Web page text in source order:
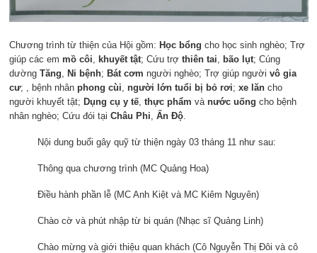
Chương trình từ thiện của Hội gồm: Học bổng cho học sinh nghèo; Trợ
giúp các em mồ côi khuyết tật; Cứu trợ thiên tai bão lụt; Cúng
dường Tăng Ni bệnh; Bát cơm người nghèo; Trợ giúp người vô gia
cư; , bệnh nhân phong cùi người lớn tuổi bị bỏ rơi; xe lăncho
người khuyết tật; Dụng cụ y tế, thực phẩm và nước uống cho bệnh
nhân nghèo; Cứu đói tại Châu Phi Ấn Độ.
Nội dung buổi gây quỹ từ thiện ngày 03 tháng 11 như sau:
Thông qua chương trình (MC Quảng Hoa)
Điều hành phần lễ (MC Anh Kiệt và MC Kiêm Nguyên)
Chào cờ và phút nhập từ bi quán (Nhạc sĩ Quảng Linh)
Chào mừng và giới thiệu quan khách (Cô Nguyễn Thị Đôi và cô